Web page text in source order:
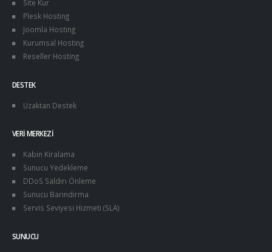
Site Kur
Plesk Hosting
Joomla Hosting
Kurumsal Hosting
Reseller Hosting
DESTEK
Uzaktan Destek
VERI MERKEZI
Kabin Kiralama
Sunucu Yedekleme
DDoS Saldırı Önleme
Sunucu Barındırma
Servis Seviyesi Hizmeti (SLA)
SUNUCU